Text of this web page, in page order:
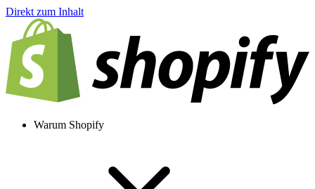
Direkt zum Inhalt
Warum Shopify